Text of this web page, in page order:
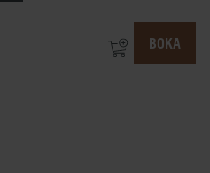
BOKA